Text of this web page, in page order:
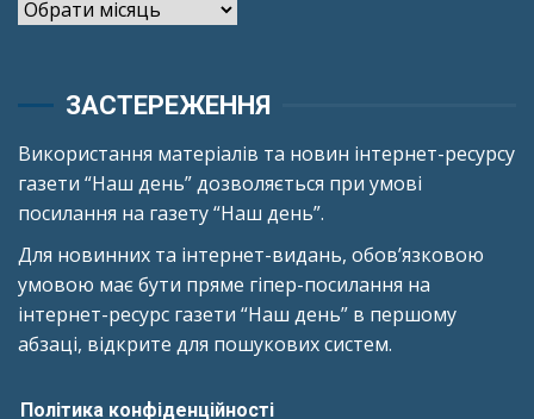
Архіви
ЗАСТЕРЕЖЕННЯ
Використання матеріалів та новин інтернет-ресурсу
газети “Наш день” дозволяється при умові
посилання на газету “Наш день”.
Для новинних та інтернет-видань, обов’язковою
умовою має бути пряме гіпер-посилання на
інтернет-ресурс газети “Наш день” в першому
абзаці, відкрите для пошукових систем.
Політика конфіденційності